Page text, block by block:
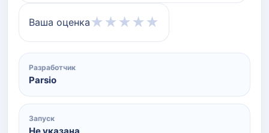
Ваша оценка ★ ★ ★ ★ ★
Разработчик
Parsio
Запуск